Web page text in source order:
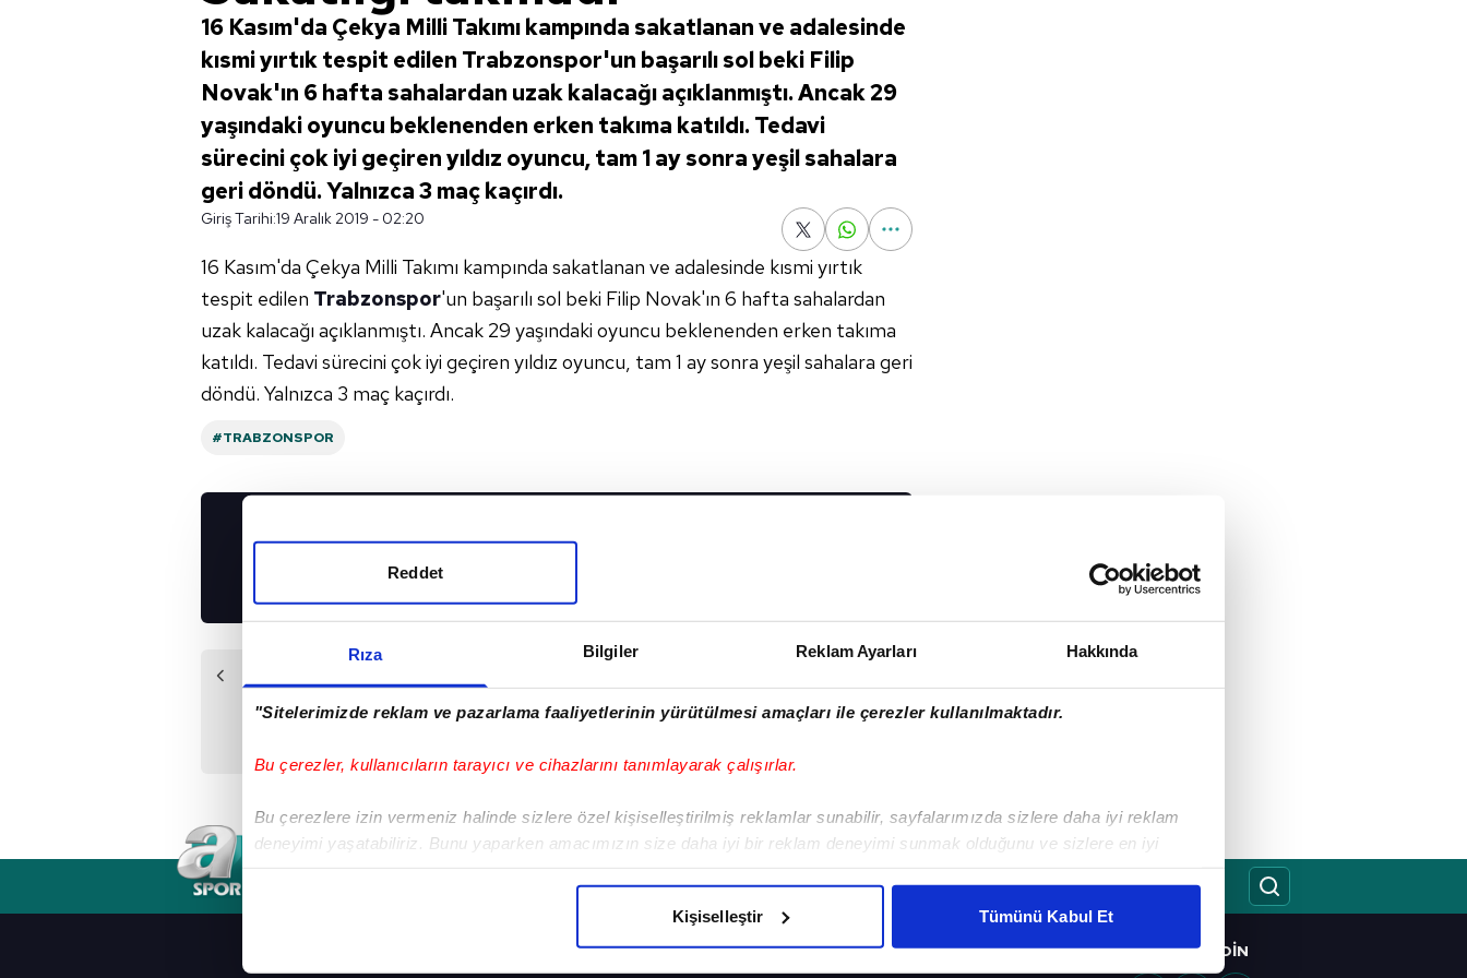
Rıza Bilgiler Reklam Ayarları Hakkında
"Sitelerimizde reklam ve pazarlama faaliyetlerinin yürütülmesi amaçları ile çerezler kullanılmaktadır.
Bu çerezler, kullanıcıların tarayıcı ve cihazlarını tanımlayarak çalışırlar.
Bu çerezlere izin vermeniz halinde sizlere özel kişiselleştirilmiş reklamlar sunabilir, sayfalarımızda sizlere daha iyi reklam
deneyimi yaşatabiliriz. Bunu yaparken amacımızın size daha iyi bir reklam deneyimi sunmak olduğunu ve sizlere en iyi
Her halükârda, kullanıcılar, bu çerezlere izin vermedikleri takdirde, kullanıcılara hedefli reklamlar gösterilmeyecektir."
Reddet
Kişiselleştir Tümünü Kabul Et
16 Kasım'da Çekya Milli Takımı kampında sakatlanan ve adalesinde
kısmi yırtık tespit edilen Trabzonspor'un başarılı sol beki Filip
Novak'ın 6 hafta sahalardan uzak kalacağı açıklanmıştı. Ancak 29
yaşındaki oyuncu beklenenden erken takıma katıldı. Tedavi
sürecini çok iyi geçiren yıldız oyuncu, tam 1 ay sonra yeşil sahalara
geri döndü. Yalnızca 3 maç kaçırdı.
Giriş Tarihi:19 Aralık 2019 - 02:20
16 Kasım'da Çekya Milli Takımı kampında sakatlanan ve adalesinde kısmi yırtık
tespit edilen Trabzonspor'un başarılı sol beki Filip Novak'ın 6 hafta sahalardan
uzak kalacağı açıklanmıştı. Ancak 29 yaşındaki oyuncu beklenenden erken takıma
katıldı. Tedavi sürecini çok iyi geçiren yıldız oyuncu, tam 1 ay sonra yeşil sahalara geri
döndü. Yalnızca 3 maç kaçırdı.
#TRABZONSPOR
UYGULAMALARIMIZI
249 başvuru geldi
Kokartı söküldü
VERI POLITIKASIGIZLILIK BILDIRIMIKÜNYE / İLETIŞIM
BIZI TAKIP EDIN